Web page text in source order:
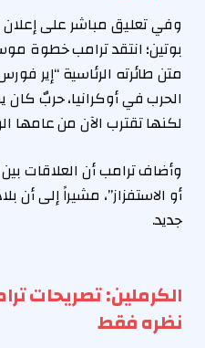
وفي تعليق مباشر على إعلان
بوتين؛ انتقد ترامب خطوة
متن طائرته الرئاسية “إير
الحرب في أوكرانيا، حربٌ كان
لكنها تقترب الآن من عامها
وأضاف ترامب أن العلاقات
أو الاستفزاز”، مشيراً إلى
جديد.
الكرملين: تصريحات
نظره فقط